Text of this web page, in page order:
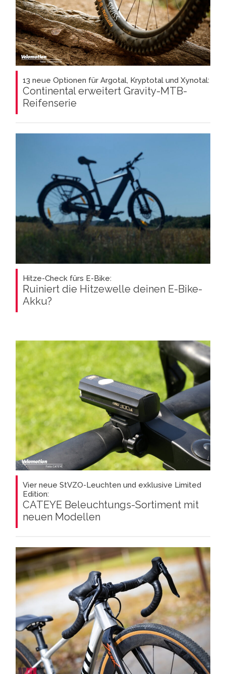
13 neue Optionen für Argotal, Kryptotal und Xynotal:
Continental erweitert Gravity-MTB-
Reifenserie
Hitze-Check fürs E-Bike:
Ruiniert die Hitzewelle deinen E-Bike-
Akku?
Vier neue StVZO-Leuchten und exklusive Limited
Edition:
CATEYE Beleuchtungs-Sortiment mit
neuen Modellen